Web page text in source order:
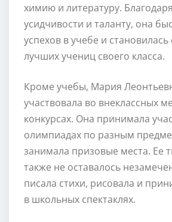
химию и литературу.
усидчивости и таланту, она
успехов в учебе и
лучших учениц своего класса.
Кроме учебы, Мария
участвовала во внеклассных
конкурсах. Она принимала
олимпиадах по разным
занимала призовые места. Ее
также не оставалось
писала стихи, рисовала и
в школьных спектаклях.